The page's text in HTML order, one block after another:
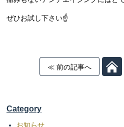
ぜひお試し下さい☝️
≪ 前の記事へ
Category
お知らせ